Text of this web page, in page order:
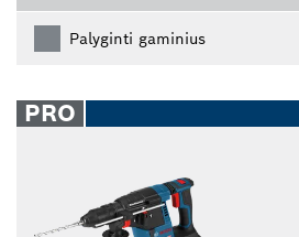
Palyginti gaminius
PRO